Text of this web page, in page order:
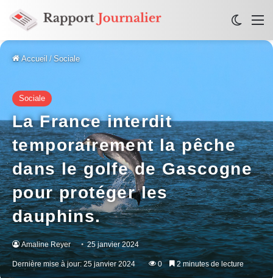
Accueil / Sociale
Sociale
La France interdit
temporairement la pêche
dans le golfe de Gascogne
pour protéger les
dauphins.
Amaline Reyer 25 janvier 2024
Dernière mise à jour: 25 janvier 2024 0 2 minutes de lecture